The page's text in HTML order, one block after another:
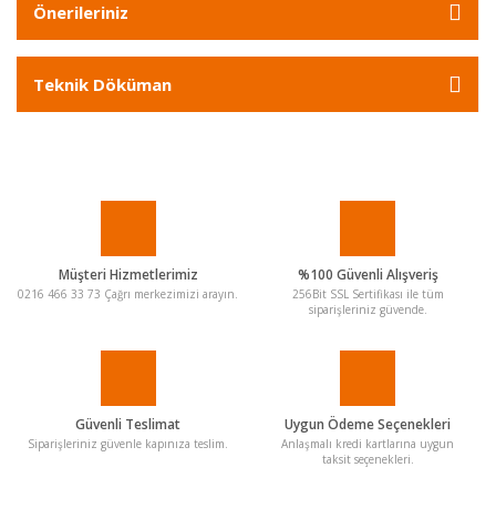
Önerileriniz
Teknik Döküman
Müşteri Hizmetlerimiz
0216 466 33 73 Çağrı merkezimizi arayın.
%100 Güvenli Alışveriş
256Bit SSL Sertifikası ile tüm
siparişleriniz güvende.
Güvenli Teslimat
Siparişleriniz güvenle kapınıza teslim.
Uygun Ödeme Seçenekleri
Anlaşmalı kredi kartlarına uygun
taksit seçenekleri.